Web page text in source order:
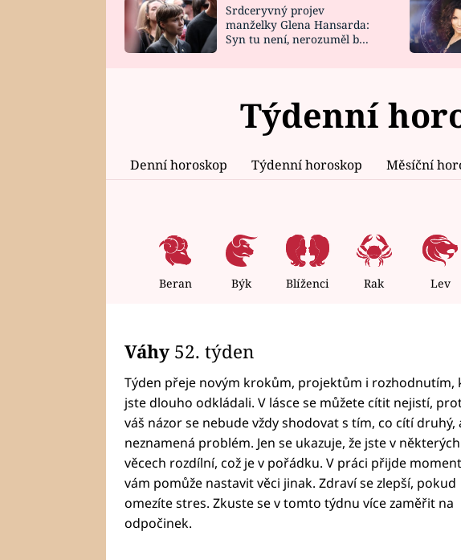
HOROSKOP NA
CELEBRITY
VAŘENÍ
Srdceryvný projev
manželky Glena Hansarda:
Syn tu není, nerozuměl by
Týdenní
Denní horoskop Týdenní horoskop Měsíční
Beran Býk Blíženci Rak Lev
Váhy 52. týden
Týden přeje novým krokům, projektům i rozhodnutím,
jste dlouho odkládali. V lásce se můžete cítit nejistí,
váš názor se nebude vždy shodovat s tím, co cítí druhý,
neznamená problém. Jen se ukazuje, že jste v některých
věcech rozdílní, což je v pořádku. V práci přijde
vám pomůže nastavit věci jinak. Zdraví se zlepší, pokud
omezíte stres. Zkuste se v tomto týdnu více zaměřit na
odpočinek.